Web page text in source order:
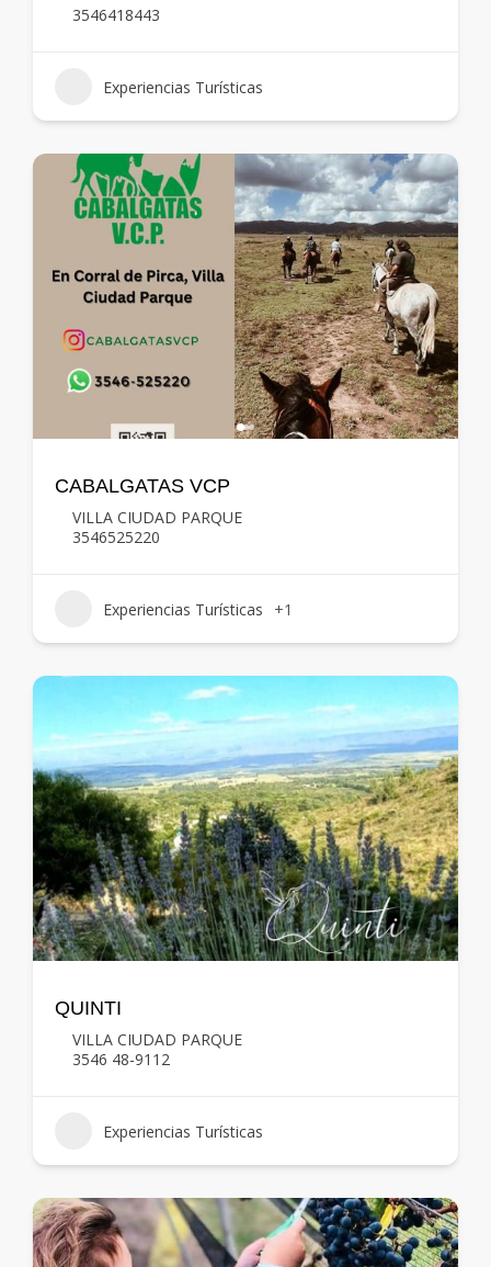
3546418443
Experiencias Turísticas
CABALGATAS VCP
VILLA CIUDAD PARQUE
3546525220
Experiencias Turísticas +1
QUINTI
VILLA CIUDAD PARQUE
3546 48-9112
Experiencias Turísticas